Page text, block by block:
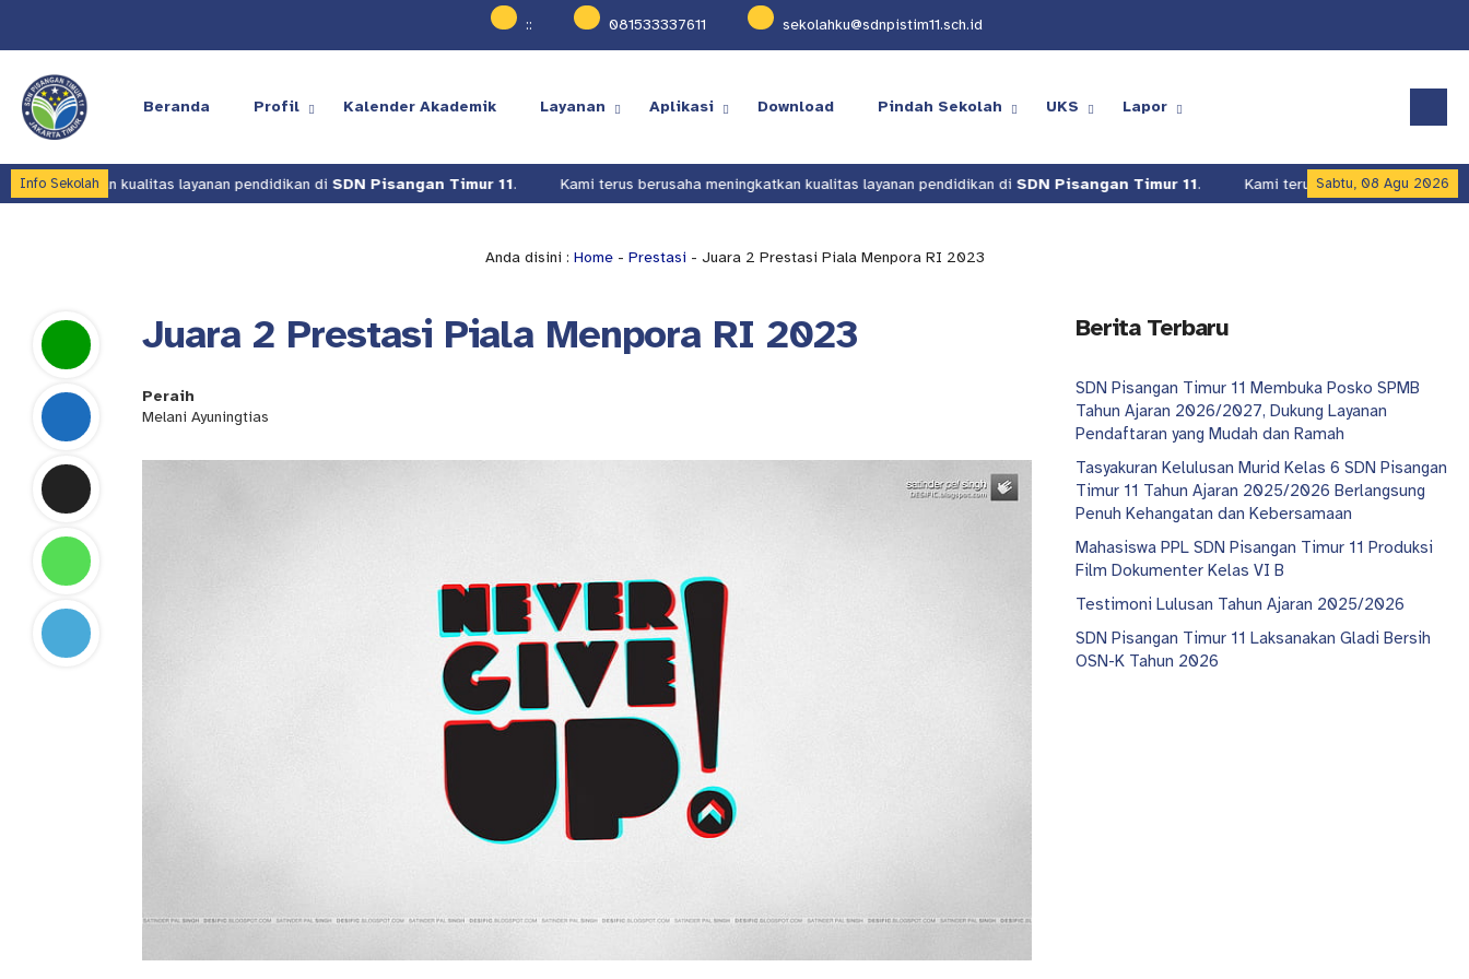
:: 081533337611 sekolahku@sdnpistim11.sch.id
Beranda Profil Kalender Akademik Layanan Aplikasi Download Pindah Sekolah UKS Lapor
Info Sekolah Sabtu, 08 Agu 2026
kualitas layanan pendidikan diSDN Pisangan Timur 11. Kami terus berusaha meningkatkan kualitas layanan pendidikan diSDN Pisangan Timur 11. Kami terus berusaha meningkatkan
Anda disini : Home- Prestasi - Juara 2 Prestasi Piala Menpora RI 2023
Juara 2 Prestasi Piala Menpora RI 2023
Peraih
Melani Ayuningtias
Berita Terbaru
SDN Pisangan Timur 11 Membuka Posko SPMB
Tahun Ajaran 2026/2027, Dukung Layanan
Pendaftaran yang Mudah dan Ramah
Tasyakuran Kelulusan Murid Kelas 6 SDN Pisangan
Timur 11 Tahun Ajaran 2025/2026 Berlangsung
Penuh Kehangatan dan Kebersamaan
Mahasiswa PPL SDN Pisangan Timur 11 Produksi
Film Dokumenter Kelas VI B
Testimoni Lulusan Tahun Ajaran 2025/2026
SDN Pisangan Timur 11 Laksanakan Gladi Bersih
OSN-K Tahun 2026